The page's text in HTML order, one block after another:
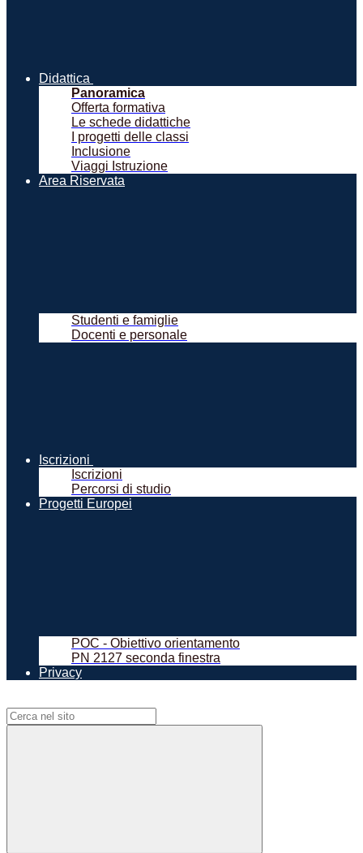
Didattica
Panoramica
Offerta formativa
Le schede didattiche
I progetti delle classi
Inclusione
Viaggi Istruzione
Area Riservata
Studenti e famiglie
Docenti e personale
Iscrizioni
Iscrizioni
Percorsi di studio
Progetti Europei
POC - Obiettivo orientamento
PN 2127 seconda finestra
Privacy